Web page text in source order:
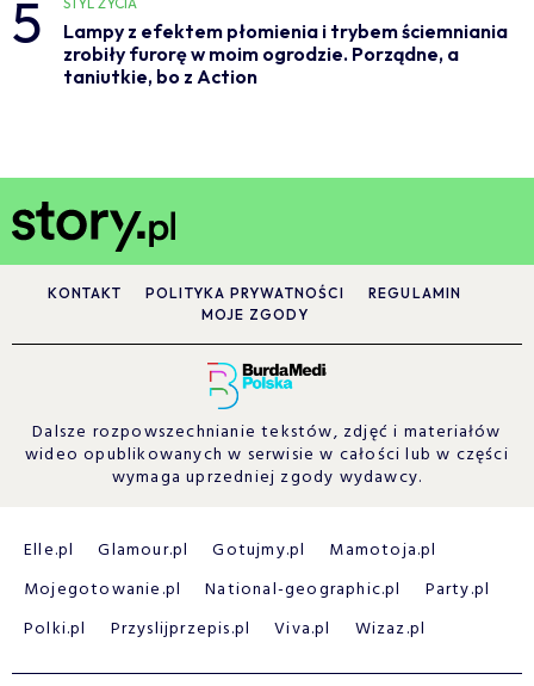
5
Lampy z efektem płomienia i trybem ściemniania
zrobiły furorę w moim ogrodzie. Porządne, a
taniutkie, bo z Action
KONTAKT POLITYKA PRYWATNOŚCI
REGULAMIN
MOJE ZGODY
Dalsze rozpowszechnianie tekstów, zdjęć i materiałów
wideo opublikowanych w serwisie w całości lub w części
wymaga uprzedniej zgody wydawcy.
Elle.pl Glamour.pl Gotujmy.pl
Mamotoja.pl
Mojegotowanie.pl
National-geographic.pl
Party.pl
Polki.pl
Przyslijprzepis.pl Viva.pl Wizaz.pl